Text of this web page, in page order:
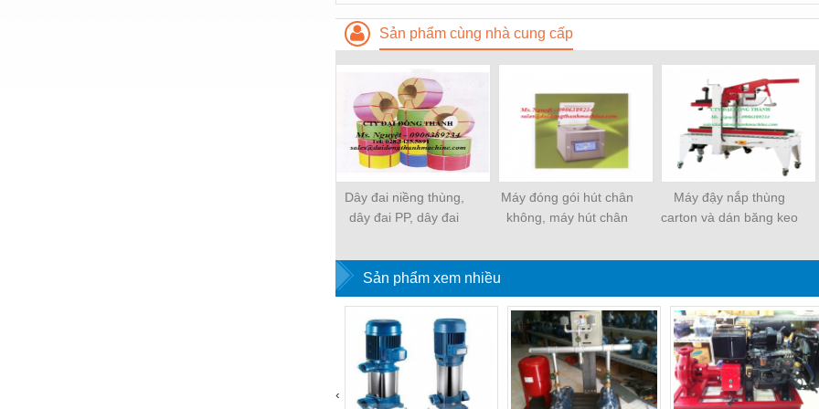
Sản phẩm cùng nhà cung cấp
Dây đai niềng thùng,
dây đai PP, dây đai
Máy đóng gói hút chân
không, máy hút chân
Máy đậy nắp thùng
carton và dán băng keo
Sản phẩm xem nhiều
‹